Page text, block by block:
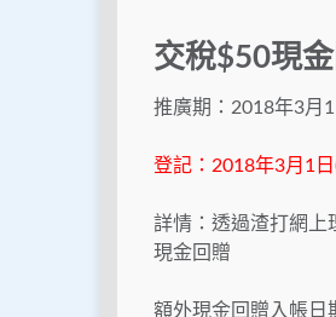
交稅$50現
推廣期：2018年3月
登記：2018年3月1
詳情：透過渣打網上
現金回贈
額外現金回贈入帳日